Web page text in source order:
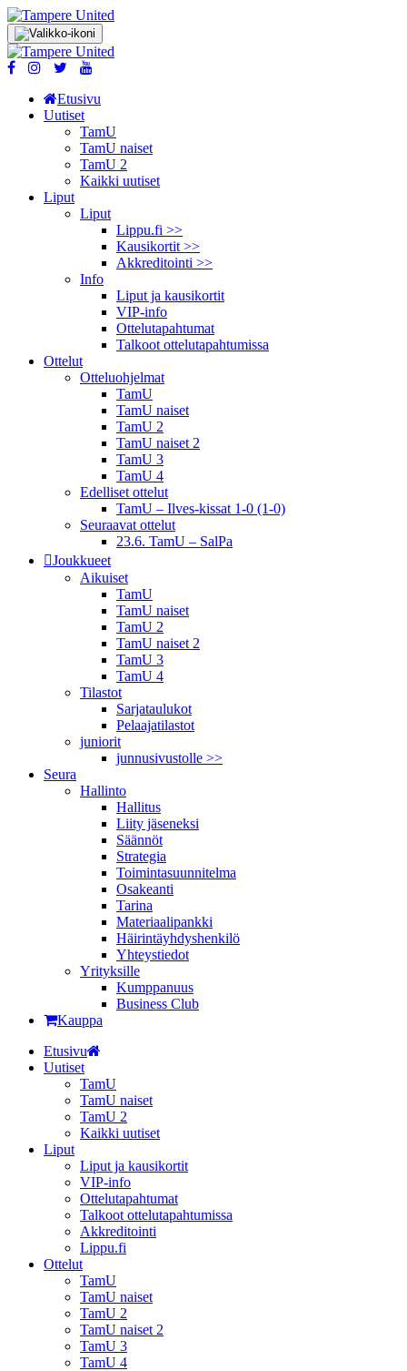
Etusivu
Uutiset
TamU
TamU naiset
TamU 2
Kaikki uutiset
Liput
Liput
Lippu.fi >>
Kausikortit >>
Akkreditointi >>
Info
Liput ja kausikortit
VIP-info
Ottelutapahtumat
Talkoot ottelu­tapahtumissa
Ottelut
Otteluohjelmat
TamU
TamU naiset
TamU 2
TamU naiset 2
TamU 3
TamU 4
Edelliset ottelut
TamU – Ilves-kissat 1-0 (1-0)
Seuraavat ottelut
23.6. TamU – SalPa
Joukkueet
Aikuiset
TamU
TamU naiset
TamU 2
TamU naiset 2
TamU 3
TamU 4
Tilastot
Sarjataulukot
Pelaajatilastot
juniorit
junnusivustolle >>
Seura
Hallinto
Hallitus
Liity jäseneksi
Säännöt
Strategia
Toimintasuunnitelma
Osakeanti
Tarina
Materiaalipankki
Häirintä­yhdyshenkilö
Yhteystiedot
Yrityksille
Kumppanuus
Business Club
Kauppa
Etusivu
Uutiset
TamU
TamU naiset
TamU 2
Kaikki uutiset
Liput
Liput ja kausikortit
VIP-info
Ottelutapahtumat
Talkoot ottelutapahtumissa
Akkreditointi
Lippu.fi
Ottelut
TamU
TamU naiset
TamU 2
TamU naiset 2
TamU 3
TamU 4